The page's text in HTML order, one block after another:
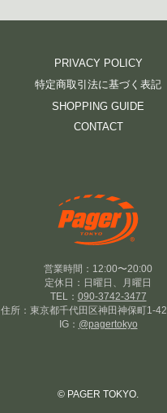
PRIVACY POLICY
特定商取引法に基づく表記
SHOPPING GUIDE
CONTACT
営業時間：12:00〜20:00
定休日：日曜日、月曜日
TEL： 090-3742-3477
住所：東京都千代田区神田神保町1-
IG： @pagertokyo
© PAGER TOKYO.